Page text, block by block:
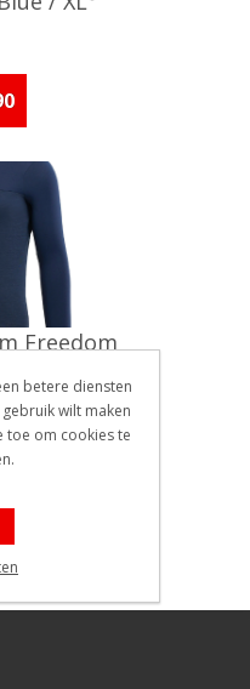
dan 5
Freedom
dan 5
betere diensten
wilt maken
toe om cookies te